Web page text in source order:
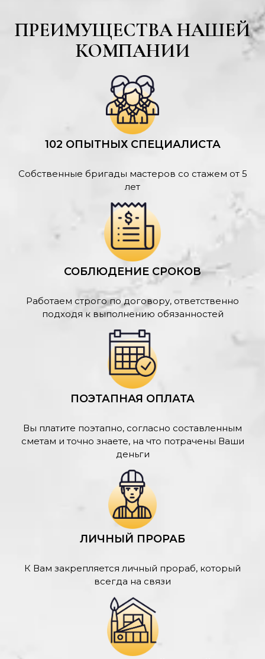
ПРЕИМУЩЕСТВА НАШЕЙ
КОМПАНИИ
102 ОПЫТНЫХ СПЕЦИАЛИСТА
Собственные бригады мастеров со стажем от 5
лет
СОБЛЮДЕНИЕ СРОКОВ
Работаем строго по договору, ответственно
подходя к выполнению обязанностей
ПОЭТАПНАЯ ОПЛАТА
Вы платите поэтапно, согласно составленным
сметам и точно знаете, на что потрачены Ваши
деньги
ЛИЧНЫЙ ПРОРАБ
К Вам закрепляется личный прораб, который
всегда на связи